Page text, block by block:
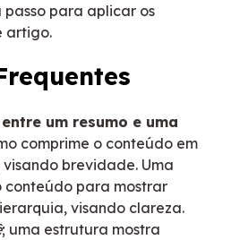
passo para aplicar os
artigo.
um resumo e uma
comprime o conteúdo em
brevidade. Uma
para mostrar
visando clareza.
; uma estrutura mostra